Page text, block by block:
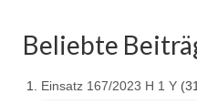
Gerätewagen
Beliebte
Einsatz 167/2023 H 1 Y